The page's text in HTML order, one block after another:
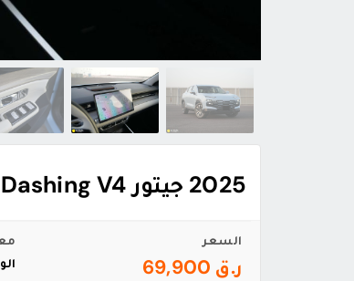
2025 جيتور Dashing V4
السعر
ر.ق 69,900